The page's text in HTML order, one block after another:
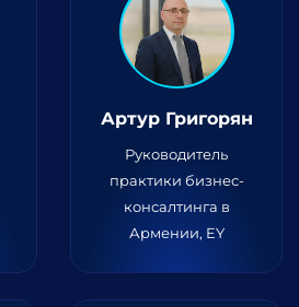
Артур Григорян
Руководитель
практики бизнес-
консалтинга в
Армении, EY